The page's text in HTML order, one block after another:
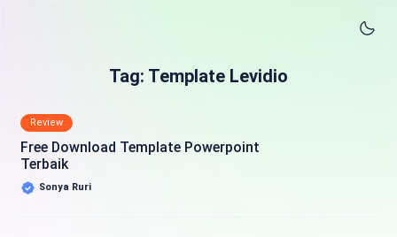
Tag: Template Levidio
Review
Free Download Template Powerpoint
Terbaik
Sonya Ruri